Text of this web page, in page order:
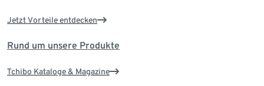
Jetzt Vorteile entdecken
Rund um unsere Produkte
Tchibo Kataloge & Magazine